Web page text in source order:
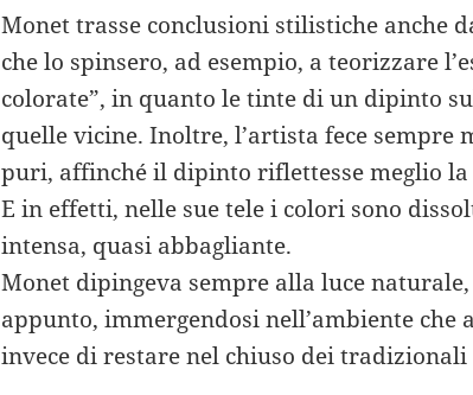
Monet trasse conclusioni stilistiche anche
che lo spinsero, ad esempio, a teorizzare
colorate”, in quanto le tinte di un dipinto
quelle vicine. Inoltre, l’artista fece sempre
puri, affinché il dipinto riflettesse meglio la
E in effetti, nelle sue tele i colori sono
intensa, quasi abbagliante.
Monet dipingeva sempre alla luce
appunto, immergendosi nell’ambiente che
invece di restare nel chiuso dei